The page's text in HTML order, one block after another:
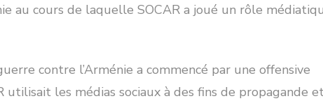
au cours de laquelle SOCAR a joué un rôle
contre l’Arménie a commencé par une offensive
utilisait les médias sociaux à des fins de propagande